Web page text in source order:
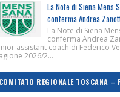
La Note di Siena Mens
conferma Andrea
La Note di Siena
conferma Andrea
assistant coach di Federico
2026/2...
COMITATO REGIONALE TOSCANA –